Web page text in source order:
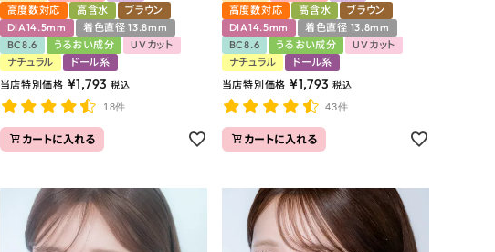
高度数対応
高含水
ブラウン
DIA14.5mm
着色直径 13.8mm
BC8.6
うるおい成分
UVカット
ナチュラル
ドール系
当店特別価格 ¥1,793 税込
18件
カートに入れる
高度数対応
高含水
ブラウン
DIA14.5mm
着色直径 13.8mm
BC8.6
うるおい成分
UVカット
ナチュラル
ドール系
当店特別価格 ¥1,793 税込
43件
カートに入れる